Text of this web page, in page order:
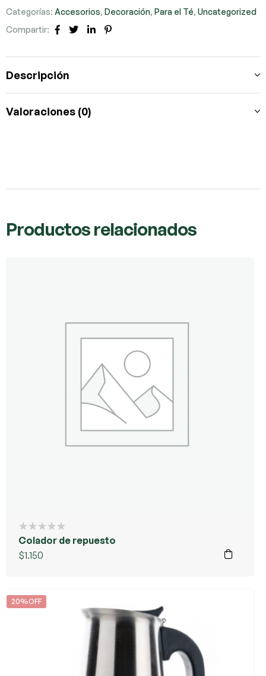
Categorías: Accesorios, Decoración, Para el Té, Uncategorized
Compartir:
Facebook
TwitterLinkedIn
Descripción
Valoraciones (0)
Productos relacionados
Colador de repuesto
$1.150
20%OFF